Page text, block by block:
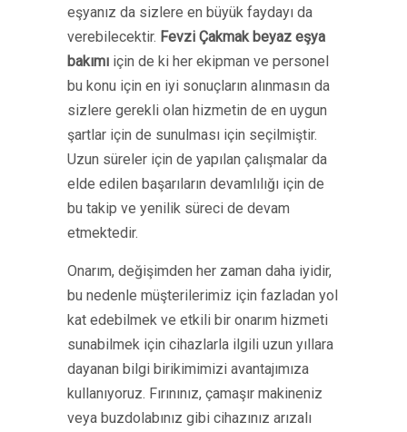
eşyanız da sizlere en büyük faydayı da
verebilecektir. Fevzi Çakmak beyaz eşya
bakımı için de ki her ekipman ve personel
bu konu için en iyi sonuçların alınmasın da
sizlere gerekli olan hizmetin de en uygun
şartlar için de sunulması için seçilmiştir.
Uzun süreler için de yapılan çalışmalar da
elde edilen başarıların devamlılığı için de
bu takip ve yenilik süreci de devam
etmektedir.
Onarım, değişimden her zaman daha iyidir,
bu nedenle müşterilerimiz için fazladan yol
kat edebilmek ve etkili bir onarım hizmeti
sunabilmek için cihazlarla ilgili uzun yıllara
dayanan bilgi birikimimizi avantajımıza
kullanıyoruz. Fırınınız, çamaşır makineniz
veya buzdolabınız gibi cihazınız arızalı